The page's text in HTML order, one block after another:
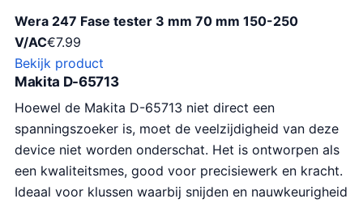
Wera 247 Fase tester 3 mm 70 mm 150-250
V/AC€7.99
Bekijk product
Makita D-65713
Hoewel de Makita D-65713 niet direct een
spanningszoeker is, moet de veelzijdigheid van deze
device niet worden onderschat. Het is ontworpen als
een kwaliteitsmes, good voor precisiewerk en kracht.
Ideaal voor klussen waarbij snijden en nauwkeurigheid